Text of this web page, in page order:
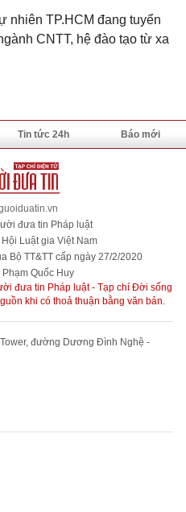
nhiên TP.HCM đang tuyển
CNTT, hệ đào tạo từ xa
Tin tức 24h Báo mới
đưa tin Pháp luật
Luật gia Việt Nam
Bộ TT&TT cấp ngày 27/2/2020
Quốc Huy
đưa tin Pháp luật - Tạp chí Đời sống
khi có thoả thuận bằng văn bản.
đường Dương Đình Nghệ -